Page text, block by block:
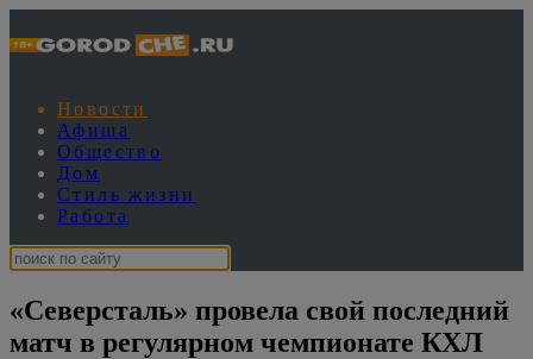
Новости
Афиша
Общество
Дом
Стиль жизни
Работа
«Северсталь» провела свой последний
матч в регулярном чемпионате КХЛ